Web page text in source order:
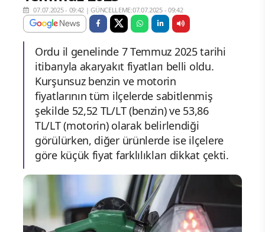
07.07.2025 - 09:42 |GÜNCELLEME:07.07.2025 - 09:42
Ordu il genelinde 7 Temmuz 2025 tarihi
itibarıyla akaryakıt fiyatları belli oldu.
Kurşunsuz benzin ve motorin
fiyatlarının tüm ilçelerde sabitlenmiş
şekilde 52,52 TL/LT (benzin) ve 53,86
TL/LT (motorin) olarak belirlendiği
görülürken, diğer ürünlerde ise ilçelere
göre küçük fiyat farklılıkları dikkat çekti.